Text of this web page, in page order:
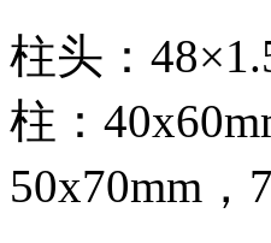
柱头：
柱：
50x70mm，